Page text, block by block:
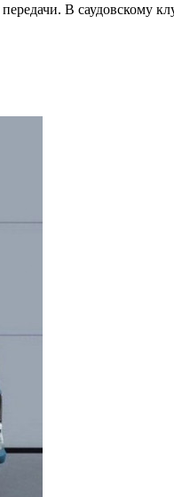
В саудовскому